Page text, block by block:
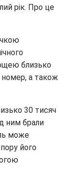
рік. Про це
близько
номер, а також
30 тисяч
ним брали
може
його